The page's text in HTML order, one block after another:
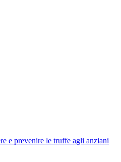
e prevenire le truffe agli anziani